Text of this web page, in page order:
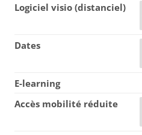
Logiciel visio (distanciel)
Dates
E-learning
Accès mobilité réduite